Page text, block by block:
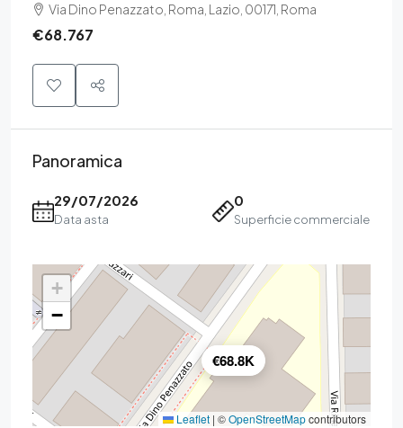
Via Dino Penazzato, Roma, Lazio, 00171, Roma
€68.767
Panoramica
29/07/2026
Data asta
0
Superficie commerciale
€68.8K
+
−
Leaflet | ©OpenStreetMapcontributors